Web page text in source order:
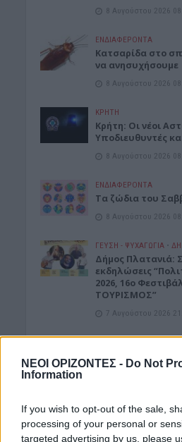
ΝΕΟΙ ΟΡΙΖΟΝΤΕΣ - Do Not
Information
If you wish to opt-out of the sale,
processing of your personal or
targeted advertising by us, please
8 Αυγούστου 2026
ΕΝΔΙΑΦΕΡΟΝΤΑ
Κατσαρίδα στο
να ανησυχήσουμε
8 Αυγούστου 2026
ΚΡΗΤΗ
Κρήτη: Οι νέοι
Υποδιευθυντές
8 Αυγούστου 2026
ΕΝΔΙΑΦΕΡΟΝΤΑ
Tα ζώδια του
8 Αυγούστου 2026
ΓΕΎΣΗ - ΨΥΧΑΓΩΓΊΑ •
Δήμος Πλατανιά:
εκδηλώσεις
2026, 16ο
ΤΟΥΡΙΣΜΟΣ”
7 Αυγούστου 2026